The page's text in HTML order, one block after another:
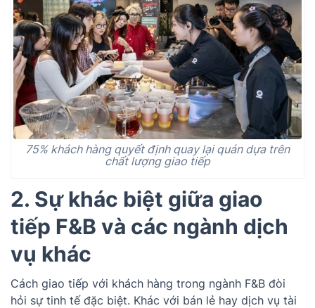
75% khách hàng quyết định quay lại quán dựa trên
chất lượng giao tiếp
2. Sự khác biệt giữa giao
tiếp F&B và các ngành dịch
vụ khác
Cách giao tiếp với khách hàng trong ngành F&B đòi
hỏi sự tinh tế đặc biệt. Khác với bán lẻ hay dịch vụ tài